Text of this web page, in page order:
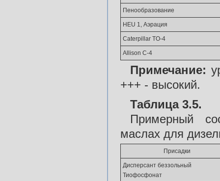
Пенообразование
HEU 1, Аэрация
Caterpillar TO-4
Allison C-4
Примечание:
+++ - высокий.
Таблица 3.5.
Примерный
маслах для
Присадки
Дисперсант беззольный
Тиофосфонат